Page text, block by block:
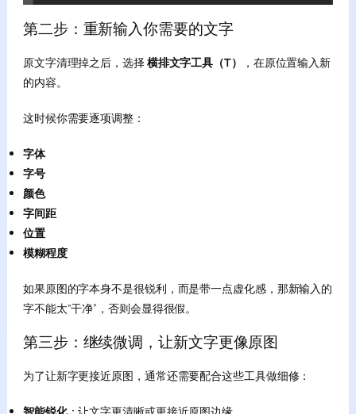
第二步：重新输入你需要的文字
原文字清理掉之后，选择横排文字工具（T）
，在原位置输入新
的内容。
这时候你需要逐项调整：
字体
字号
颜色
字间距
位置
模糊程度
如果原图的字本身不是很锐利，而是带一点虚化感，那新输入的
字不能太“干净”，否则会显得很假。
第三步：继续微调，让新文字更像原图
为了让新字更接近原图，通常还需要配合这些工具做细修：